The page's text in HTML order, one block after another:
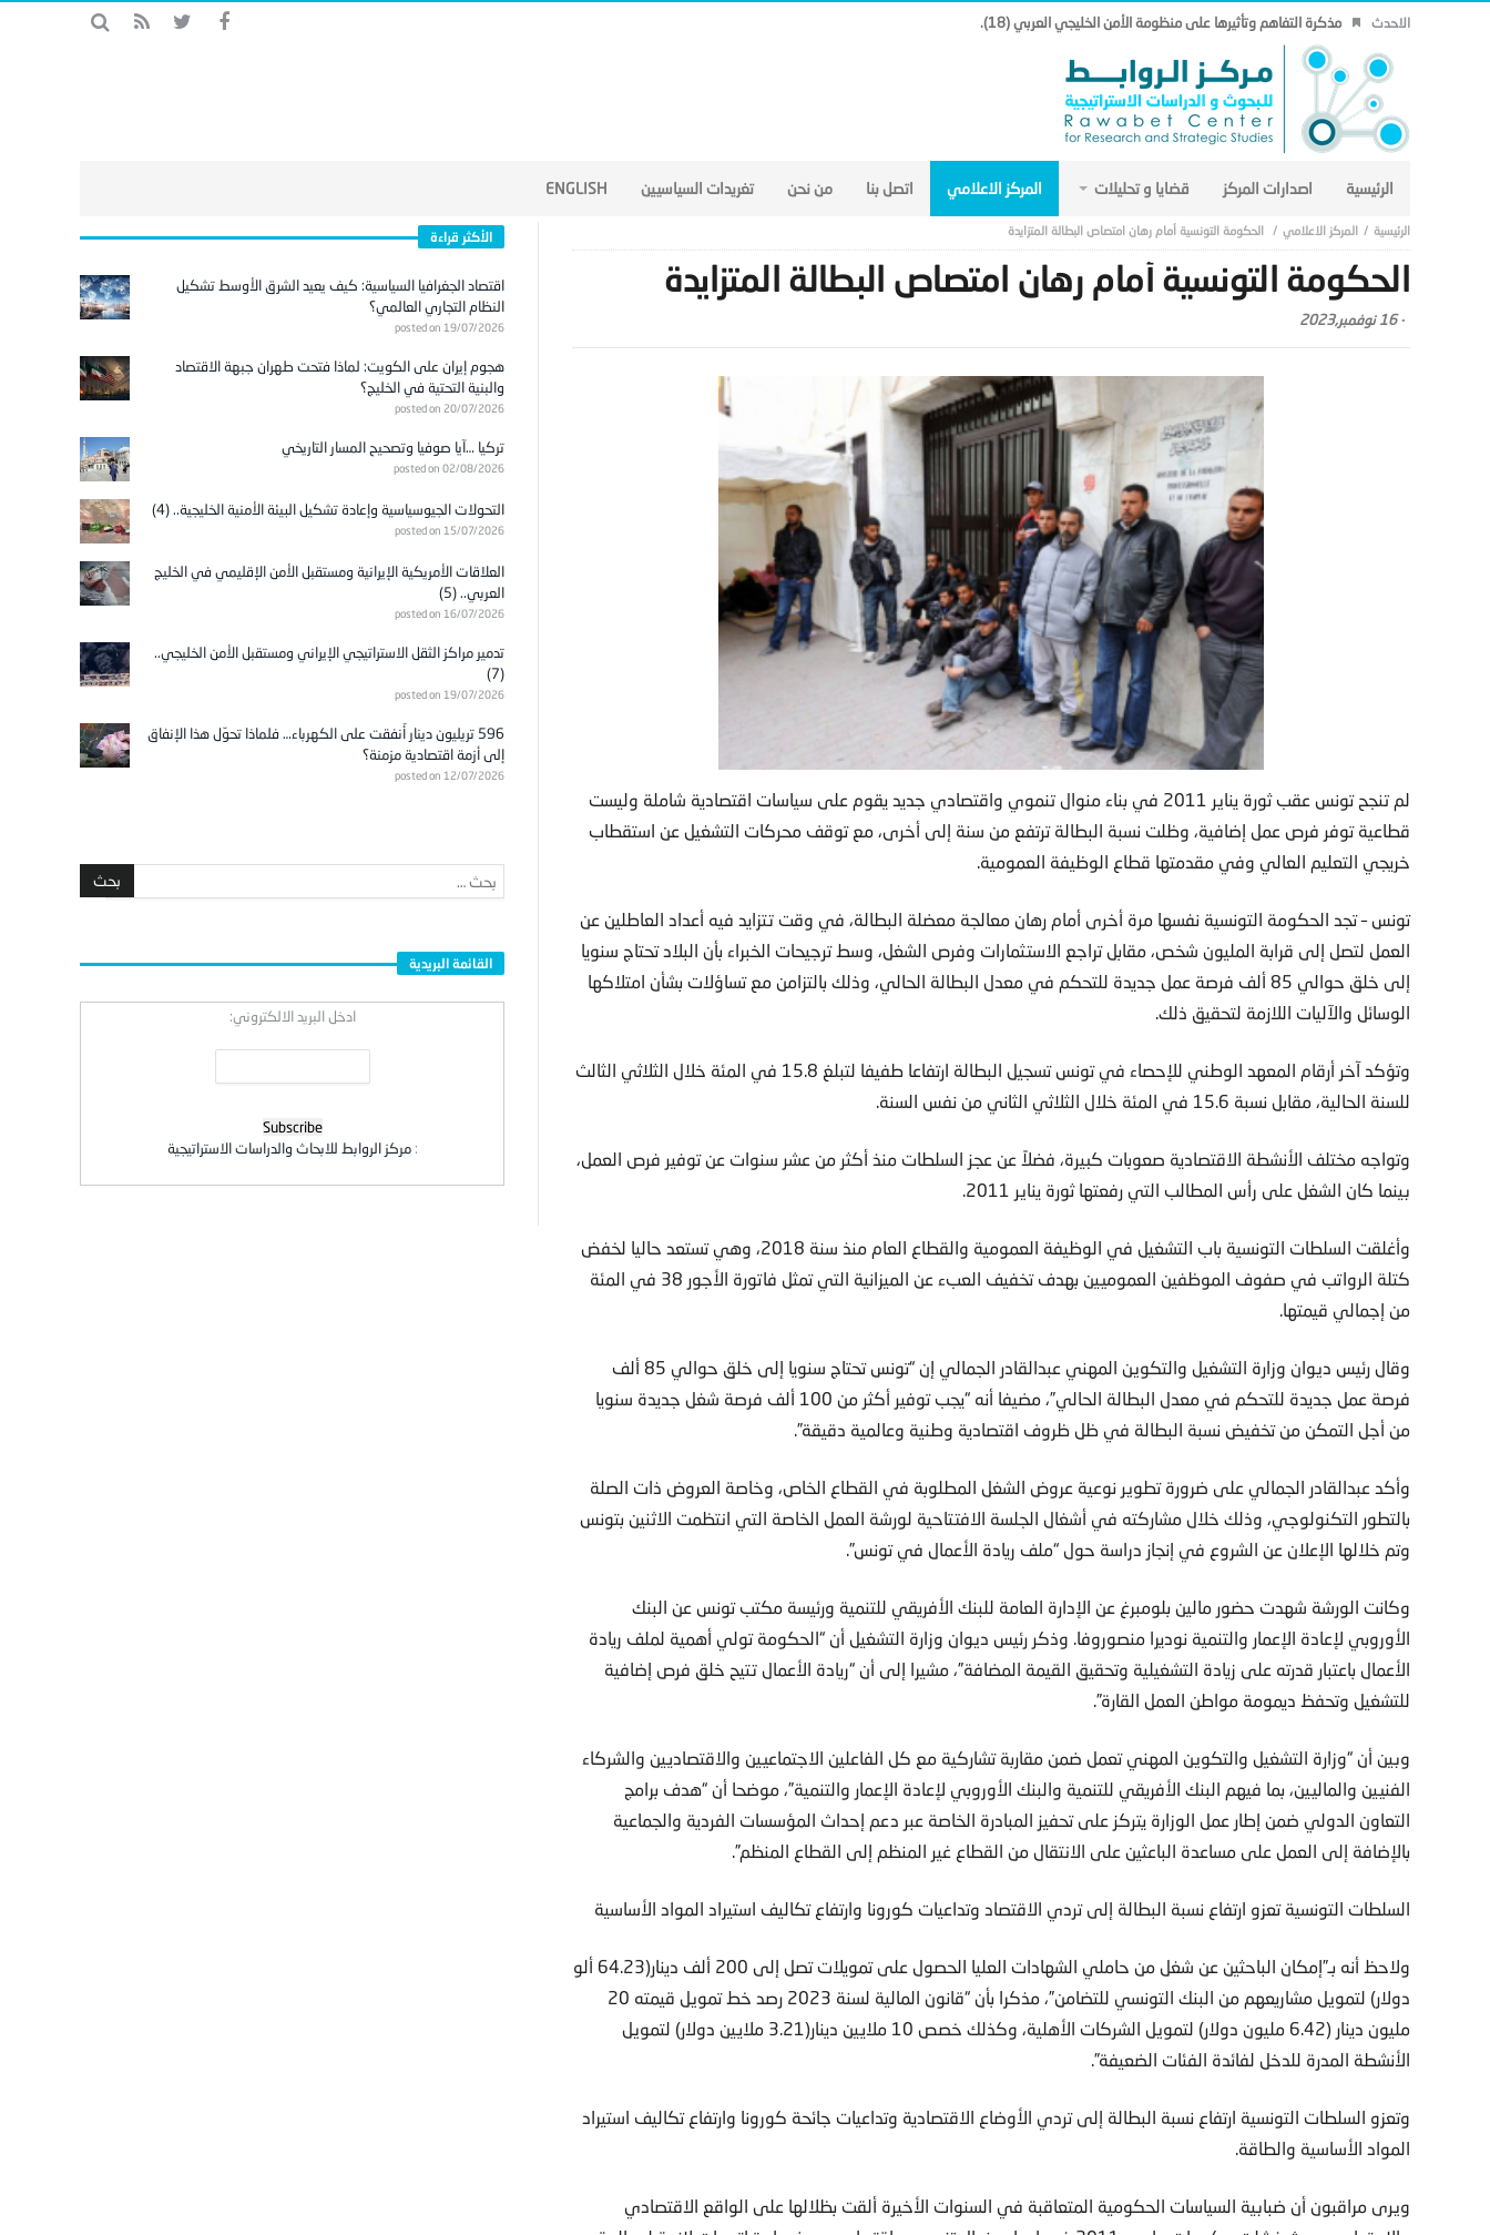
الاحدث مذكرة التفاهم وتأثيرها على منظومة الأمن الخليجي العربي (18).
الرئيسية اصدارات المركز قضايا و تحليلات المركز الاعلامي اتصل بنا من نحن تغريدات السياسيين ENGLISH
المركز الاعلامي الحكومة التونسية أمام رهان امتصاص البطالة المتزايدة
الحكومة التونسية أمام رهان امتصاص البطالة المتزايدة
-16 نوفمبر,2023
لم تنجح تونس عقب ثورة يناير 2011 في بناء منوال تنموي واقتصادي جديد يقوم على سياسات اقتصادية شاملة وليست
قطاعية توفر فرص عمل إضافية، وظلت نسبة البطالة ترتفع من سنة إلى أخرى، مع توقف محركات التشغيل عن استقطاب
خريجي التعليم العالي وفي مقدمتها قطاع الوظيفة العمومية.
تونس – تجد الحكومة التونسية نفسها مرة أخرى أمام رهان معالجة معضلة البطالة، في وقت تتزايد فيه أعداد العاطلين عن
العمل لتصل إلى قرابة المليون شخص، مقابل تراجع الاستثمارات وفرص الشغل، وسط ترجيحات الخبراء بأن البلاد تحتاج سنويا
إلى خلق حوالي 85 ألف فرصة عمل جديدة للتحكم في معدل البطالة الحالي، وذلك بالتزامن مع تساؤلات بشأن امتلاكها
الوسائل والآليات اللازمة لتحقيق ذلك.
وتؤكد آخر أرقام المعهد الوطني للإحصاء في تونس تسجيل البطالة ارتفاعا طفيفا لتبلغ 15.8 في المئة خلال الثلاثي الثالث
للسنة الحالية، مقابل نسبة 15.6 في المئة خلال الثلاثي الثاني من نفس السنة.
وتواجه مختلف الأنشطة الاقتصادية صعوبات كبيرة، فضلاً عن عجز السلطات منذ أكثر من عشر سنوات عن توفير فرص العمل،
بينما كان الشغل على رأس المطالب التي رفعتها ثورة يناير 2011.
وأغلقت السلطات التونسية باب التشغيل في الوظيفة العمومية والقطاع العام منذ سنة 2018، وهي تستعد حاليا لخفض
كتلة الرواتب في صفوف الموظفين العموميين بهدف تخفيف العبء عن الميزانية التي تمثل فاتورة الأجور 38 في المئة
من إجمالي قيمتها.
وقال رئيس ديوان وزارة التشغيل والتكوين المهني عبدالقادر الجمالي إن “تونس تحتاج سنويا إلى خلق حوالي 85 ألف
فرصة عمل جديدة للتحكم في معدل البطالة الحالي”، مضيفا أنه “يجب توفير أكثر من 100 ألف فرصة شغل جديدة سنويا
من أجل التمكن من تخفيض نسبة البطالة في ظل ظروف اقتصادية وطنية وعالمية دقيقة”.
وأكد عبدالقادر الجمالي على ضرورة تطوير نوعية عروض الشغل المطلوبة في القطاع الخاص، وخاصة العروض ذات الصلة
بالتطور التكنولوجي، وذلك خلال مشاركته في أشغال الجلسة الافتتاحية لورشة العمل الخاصة التي انتظمت الاثنين بتونس
وتم خلالها الإعلان عن الشروع في إنجاز دراسة حول “ملف ريادة الأعمال في تونس”.
وكانت الورشة شهدت حضور مالين بلومبرغ عن الإدارة العامة للبنك الأفريقي للتنمية ورئيسة مكتب تونس عن البنك
الأوروبي لإعادة الإعمار والتنمية نوديرا منصوروفا. وذكر رئيس ديوان وزارة التشغيل أن “الحكومة تولي أهمية لملف ريادة
الأعمال باعتبار قدرته على زيادة التشغيلية وتحقيق القيمة المضافة”، مشيرا إلى أن “ريادة الأعمال تتيح خلق فرص إضافية
للتشغيل وتحفظ ديمومة مواطن العمل القارة”.
وبين أن “وزارة التشغيل والتكوين المهني تعمل ضمن مقاربة تشاركية مع كل الفاعلين الاجتماعيين والاقتصاديين والشركاء
الفنيين والماليين، بما فيهم البنك الأفريقي للتنمية والبنك الأوروبي لإعادة الإعمار والتنمية”، موضحا أن “هدف برامج
التعاون الدولي ضمن إطار عمل الوزارة يتركز على تحفيز المبادرة الخاصة عبر دعم إحداث المؤسسات الفردية والجماعية
بالإضافة إلى العمل على مساعدة الباعثين على الانتقال من القطاع غير المنظم إلى القطاع المنظم”.
السلطات التونسية تعزو ارتفاع نسبة البطالة إلى تردي الاقتصاد وتداعيات كورونا وارتفاع تكاليف استيراد المواد الأساسية
ولاحظ أنه بـ”إمكان الباحثين عن شغل من حاملي الشهادات العليا الحصول على تمويلات تصل إلى 200 ألف دينار(64.23 ألو
دولار) لتمويل مشاريعهم من البنك التونسي للتضامن”، مذكرا بأن “قانون المالية لسنة 2023 رصد خط تمويل قيمته 20
مليون دينار (6.42 مليون دولار) لتمويل الشركات الأهلية، وكذلك خصص 10 ملايين دينار(3.21 ملايين دولار) لتمويل
الأنشطة المدرة للدخل لفائدة الفئات الضعيفة”.
وتعزو السلطات التونسية ارتفاع نسبة البطالة إلى تردي الأوضاع الاقتصادية وتداعيات جائحة كورونا وارتفاع تكاليف استيراد
المواد الأساسية والطاقة.
ويرى مراقبون أن ضبابية السياسات الحكومية المتعاقبة في السنوات الأخيرة ألقت بظلالها على الواقع الاقتصادي
الأكثر قراءة
اقتصاد الجغرافيا السياسية: كيف يعيد الشرق الأوسط تشكيل
النظام التجاري العالمي؟
posted on 19/07/2026
هجوم إيران على الكويت: لماذا فتحت طهران جبهة الاقتصاد
والبنية التحتية في الخليج؟
posted on 20/07/2026
تركيا …آيا صوفيا وتصحيح المسار التاريخي
posted on 02/08/2026
التحولات الجيوسياسية وإعادة تشكيل البيئة الأمنية الخليجية.. (4)
posted on 15/07/2026
العلاقات الأمريكية الإيرانية ومستقبل الأمن الإقليمي في الخليج
العربي.. (5)
posted on 16/07/2026
تدمير مراكز الثقل الاستراتيجي الإيراني ومستقبل الأمن الخليجي..
(7)
posted on 19/07/2026
596 تريليون دينار أُنفقت على الكهرباء… فلماذا تحوّل هذا الإنفاق
إلى أزمة اقتصادية مزمنة؟
posted on 12/07/2026
القائمة البريدية
ادخل البريد الالكتروني:
:مركز الروابط للابحاث والدراسات الاستراتيجية